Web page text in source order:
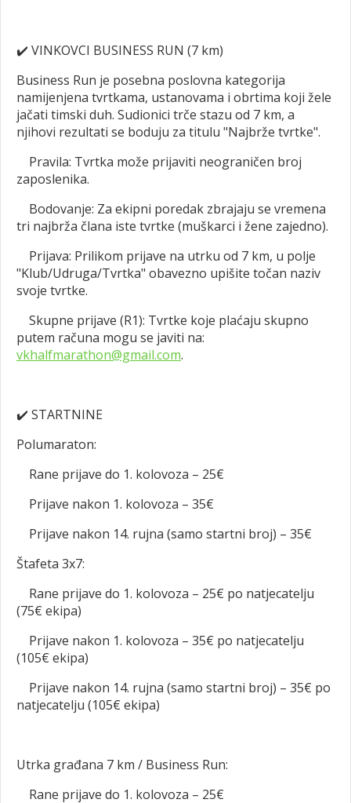
✔️ VINKOVCI BUSINESS RUN (7 km)
Business Run je posebna poslovna kategorija
namijenjena tvrtkama, ustanovama i obrtima koji žele
jačati timski duh. Sudionici trče stazu od 7 km, a
njihovi rezultati se boduju za titulu "Najbrže tvrtke".
Pravila: Tvrtka može prijaviti neograničen broj
zaposlenika.
Bodovanje: Za ekipni poredak zbrajaju se vremena
tri najbrža člana iste tvrtke (muškarci i žene zajedno).
Prijava: Prilikom prijave na utrku od 7 km, u polje
"Klub/Udruga/Tvrtka" obavezno upišite točan naziv
svoje tvrtke.
Skupne prijave (R1): Tvrtke koje plaćaju skupno
putem računa mogu se javiti na:
vkhalfmarathon@gmail.com.
✔️ STARTNINE
Polumaraton:
Rane prijave do 1. kolovoza – 25€
Prijave nakon 1. kolovoza – 35€
Prijave nakon 14. rujna (samo startni broj) – 35€
Štafeta 3x7:
Rane prijave do 1. kolovoza – 25€ po natjecatelju
(75€ ekipa)
Prijave nakon 1. kolovoza – 35€ po natjecatelju
(105€ ekipa)
Prijave nakon 14. rujna (samo startni broj) – 35€ po
natjecatelju (105€ ekipa)
Utrka građana 7 km / Business Run:
Rane prijave do 1. kolovoza – 25€